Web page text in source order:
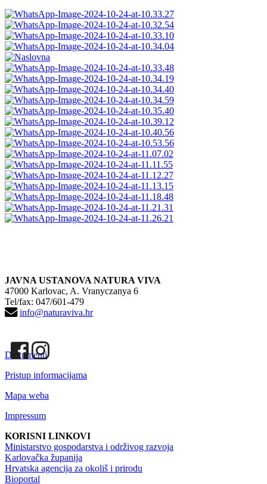
JAVNA USTANOVA NATURA VIVA
47000 Karlovac, A. Vranyczanya 6
Tel/fax: 047/601-479
info@naturaviva.hr
Dokumenti
Pristup informacijama
Mapa weba
Impressum
KORISNI LINKOVI
Ministarstvo gospodarstva i održivog razvoja
Karlovačka županija
Hrvatska agencija za okoliš i prirodu
Bioportal